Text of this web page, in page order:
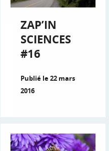
ZAP’IN
SCIENCES
#16
Publié le 22 mars
2016